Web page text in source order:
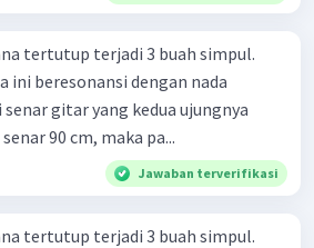
tertutup terjadi 3 buah simpul.
ini beresonansi dengan nada
gitar yang kedua ujungnya
90 cm, maka pa...
Jawaban terverifikasi
tertutup terjadi 3 buah simpul.